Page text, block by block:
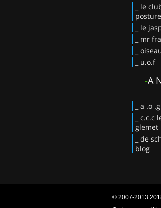
_ le
_ le
_ mr
_
_ u.o.f
-A
_ a .o
_
glemet
_ de
blog
© 2007-2013